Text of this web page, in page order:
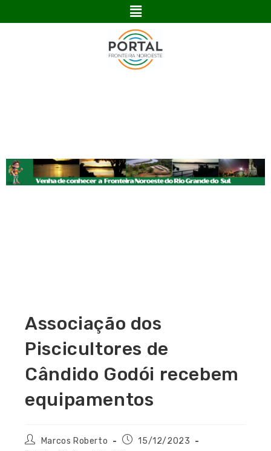
Associação dos
Piscicultores de
Cândido Godói recebem
equipamentos
Marcos Roberto
15/12/2023